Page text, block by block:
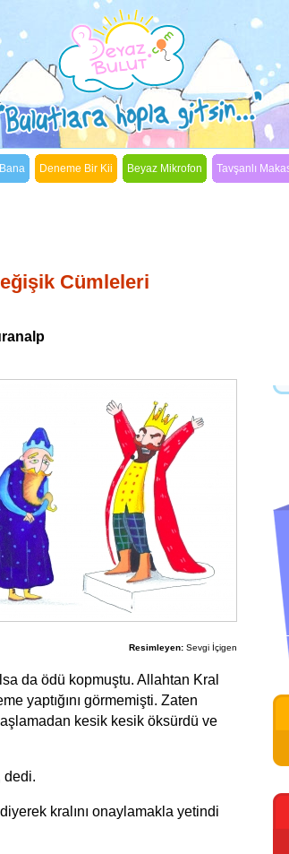
Deneme Bir Kii Beyaz Mikrofon Tavşanlı
Cümleleri
Resimleyen: Sevgi İçigen
da ödü kopmuştu. Allahtan Kral
yaptığını görmemişti. Zaten
kesik kesik öksürdü ve
dedi.
kralını onaylamakla yetindi